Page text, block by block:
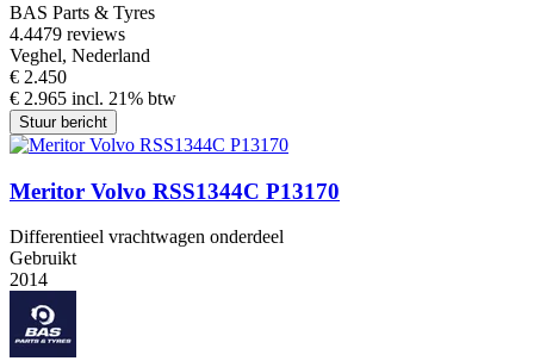
BAS Parts & Tyres
4.4479 reviews
Veghel, Nederland
€ 2.450
€ 2.965 incl. 21% btw
Stuur bericht
Meritor Volvo RSS1344C P13170
Differentieel vrachtwagen onderdeel
Gebruikt
2014